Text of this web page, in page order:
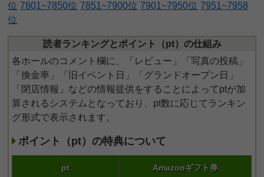
位 7801~7850位 7851~7900位 7901~7950位 7951~7958
位
読者ランキングとポイント（pt）の仕組み
各ホールのコメント欄に、「レビュー」「写真の投稿」
「換金率」「旧イベント日」「グランドオープン日」
「閉店情報」などの情報提供をすることによってptが加
算されるシステムとなっており、pt数に応じてランキン
グ形式で表示されます。
ポイント（pt）の特典について
pt Amazonギフト券